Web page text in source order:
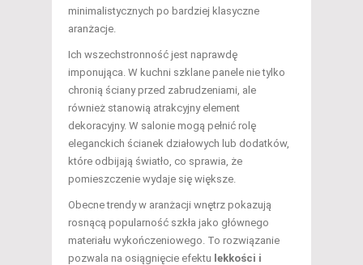
minimalistycznych po bardziej klasyczne
aranżacje.
Ich wszechstronność jest naprawdę
imponująca. W kuchni szklane panele nie tylko
chronią ściany przed zabrudzeniami, ale
również stanowią atrakcyjny element
dekoracyjny. W salonie mogą pełnić rolę
eleganckich ścianek działowych lub dodatków,
które odbijają światło, co sprawia, że
pomieszczenie wydaje się większe.
Obecne trendy w aranżacji wnętrz pokazują
rosnącą popularność szkła jako głównego
materiału wykończeniowego. To rozwiązanie
pozwala na osiągnięcie efektu lekkości i